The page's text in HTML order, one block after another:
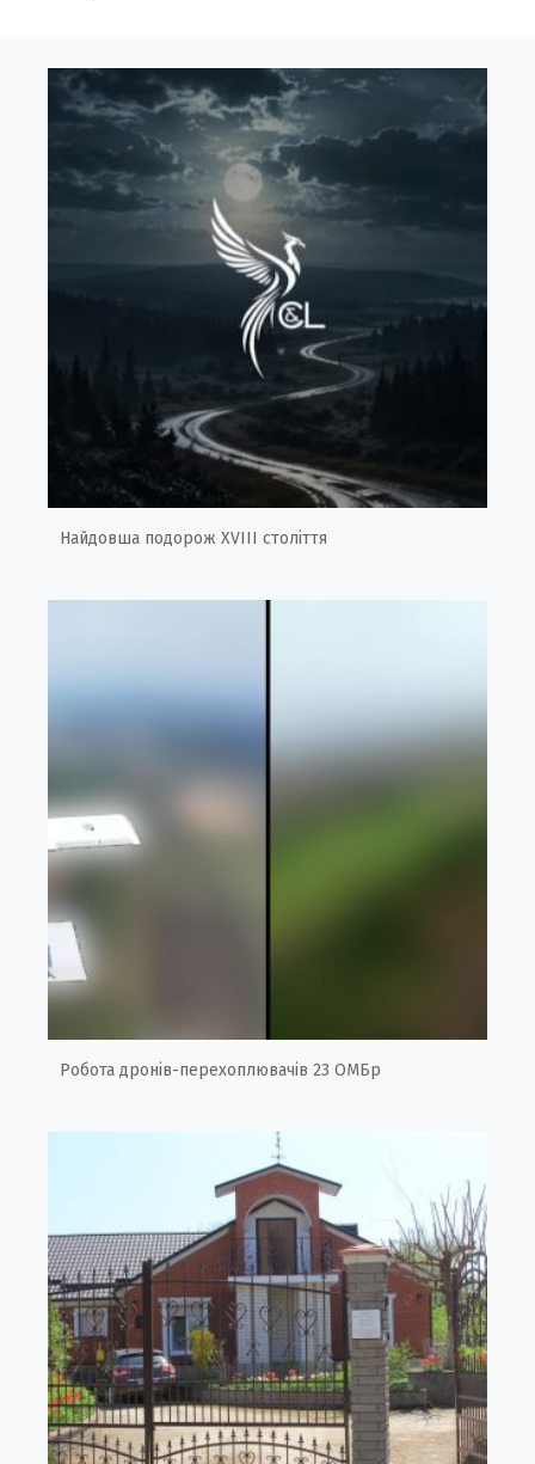
Найдовша подорож XVIII століття
Робота дронів-перехоплювачів 23 ОМБр